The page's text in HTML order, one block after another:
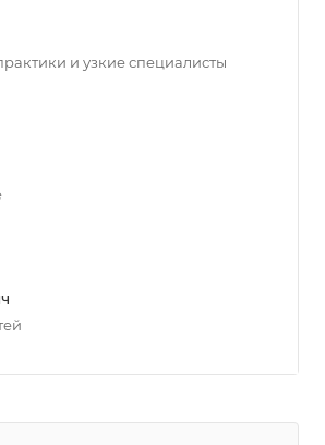
и узкие специалисты